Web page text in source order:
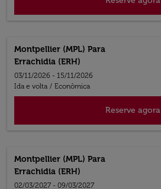
Montpellier (MPL) Para
Errachidia (ERH)
03/11/2026 - 15/11/2026
Ida e volta / Econômica
Reserve agora
Montpellier (MPL) Para
Errachidia (ERH)
02/03/2027 - 09/03/2027